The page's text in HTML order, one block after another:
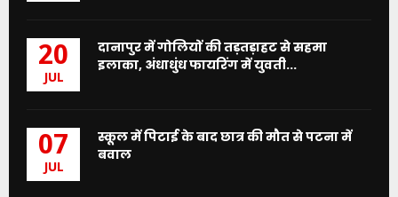
20
JUL
दानापुर में गोलियों की तड़तड़ाहट से सहमा
इलाका, अंधाधुंध फायरिंग में युवती...
07
JUL
स्कूल में पिटाई के बाद छात्र की मौत से पटना में
बवाल